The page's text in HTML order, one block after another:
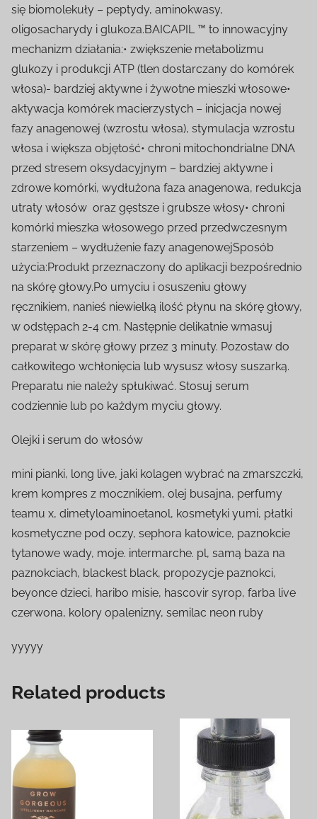
się biomolekuły – peptydy, aminokwasy,
oligosacharydy i glukoza.BAICAPIL ™ to innowacyjny
mechanizm działania:• zwiększenie metabolizmu
glukozy i produkcji ATP (tlen dostarczany do komórek
włosa)- bardziej aktywne i żywotne mieszki włosowe•
aktywacja komórek macierzystych – inicjacja nowej
fazy anagenowej (wzrostu włosa), stymulacja wzrostu
włosa i większa objętość• chroni mitochondrialne DNA
przed stresem oksydacyjnym – bardziej aktywne i
zdrowe komórki, wydłużona faza anagenowa, redukcja
utraty włosów oraz gęstsze i grubsze włosy• chroni
komórki mieszka włosowego przed przedwczesnym
starzeniem – wydłużenie fazy anagenowejSposób
użycia:Produkt przeznaczony do aplikacji bezpośrednio
na skórę głowy.Po umyciu i osuszeniu głowy
ręcznikiem, nanieś niewielką ilość płynu na skórę głowy,
w odstępach 2-4 cm. Następnie delikatnie wmasuj
preparat w skórę głowy przez 3 minuty. Pozostaw do
całkowitego wchłonięcia lub wysusz włosy suszarką.
Preparatu nie należy spłukiwać. Stosuj serum
codziennie lub po każdym myciu głowy.
Olejki i serum do włosów
mini pianki, long live, jaki kolagen wybrać na zmarszczki,
krem kompres z mocznikiem, olej busajna, perfumy
teamu x, dimetyloaminoetanol, kosmetyki yumi, płatki
kosmetyczne pod oczy, sephora katowice, paznokcie
tytanowe wady, moje. intermarche. pl, samą baza na
paznokciach, blackest black, propozycje paznokci,
beyonce dzieci, haribo misie, hascovir syrop, farba live
czerwona, kolory opalenizny, semilac neon ruby
yyyyy
Related products